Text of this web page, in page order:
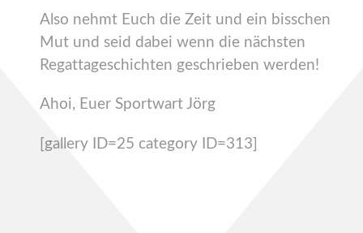
Also nehmt Euch die Zeit und ein bisschen
Mut und seid dabei wenn die nächsten
Regattageschichten geschrieben werden!
Ahoi, Euer Sportwart Jörg
[gallery ID=25 category ID=313]